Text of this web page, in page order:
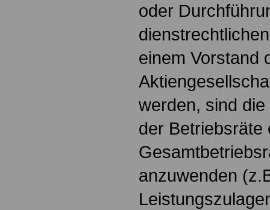
oder
einem Vorstand
werden, sind
der Betriebsräte
anzuwenden